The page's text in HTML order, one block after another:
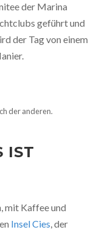
der Marina
geführt und
der Tag von einem
der anderen.
IST
mit Kaffee und
Insel Cies, der